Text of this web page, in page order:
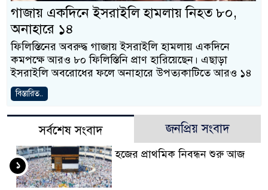
গাজায় একদিনে ইসরাইলি হামলায় নিহত ৮০,
অনাহারে ১৪
ফিলিস্তিনের অবরুদ্ধ গাজায় ইসরাইলি হামলায় একদিনে
কমপক্ষে আরও ৮০ ফিলিস্তিনি প্রাণ হারিয়েছেন। এছাড়া
ইসরাইলি অবরোধের ফলে অনাহারে উপত্যকাটিতে আরও ১৪
বিস্তারিত..
সর্বশেষ সংবাদ জনপ্রিয় সংবাদ
হজের প্রাথমিক নিবন্ধন শুরু আজ
১